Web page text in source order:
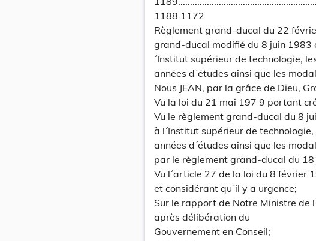
1188 1172
Règlement grand-ducal du 22
grand-ducal modifié du 8 juin 1983
´Institut supérieur de technologie,
années d´études ainsi que les
Nous JEAN, par la grâce de Dieu,
Vu la loi du 21 mai 197 9 portant
Vu le règlement grand-ducal du 8
à l´Institut supérieur de
années d´études ainsi que les
par le règlement grand-ducal du
Vu l´article 27 de la loi du 8 février
et considérant qu´il y a urgence;
Sur le rapport de Notre Ministre de
après délibération du
Gouvernement en Conseil;